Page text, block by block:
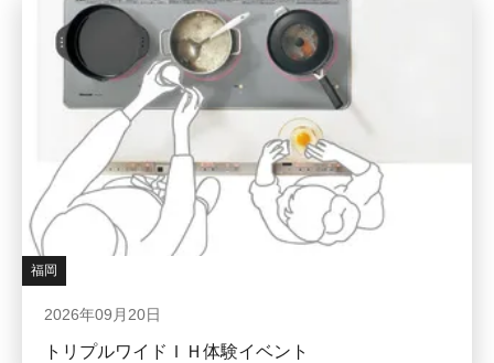
福岡
2026年09月20日
トリプルワイドＩＨ体験イベント